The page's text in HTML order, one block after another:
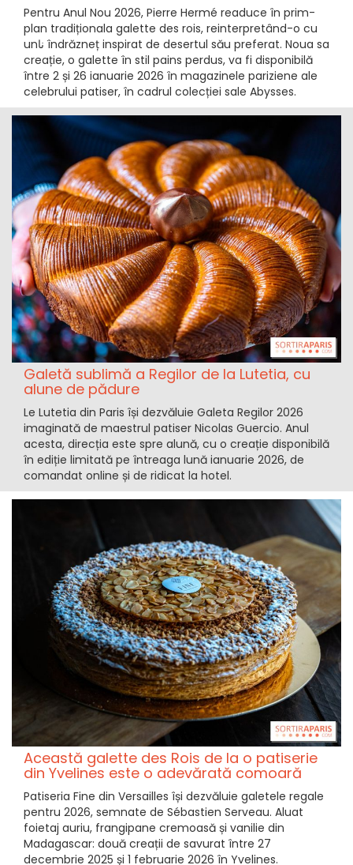
Pentru Anul Nou 2026, Pierre Hermé readuce în prim-
plan tradiționala galette des rois, reinterpretând-o cu
unنا îndrăzneț inspirat de desertul său preferat. Noua sa
creație, o galette în stil pains perdus, va fi disponibilă
între 2 și 26 ianuarie 2026 în magazinele pariziene ale
celebrului patiser, în cadrul colecției sale Abysses.
Galetă sublimă a Regilor de la Lutetia, cu
alune de pădure
Le Lutetia din Paris își dezvăluie Galeta Regilor 2026
imaginată de maestrul patiser Nicolas Guercio. Anul
acesta, direcția este spre alună, cu o creație disponibilă
în ediție limitată pe întreaga lună ianuarie 2026, de
comandat online și de ridicat la hotel.
Această galette des Rois de la o patiserie
din Yvelines este o adevărată comoară
Patiseria Fine din Versailles își dezvăluie galetele regale
pentru 2026, semnate de Sébastien Serveau. Aluat
foietaj auriu, frangipane cremoasă și vanilie din
Madagascar: două creații de savurat între 27
decembrie 2025 și 1 februarie 2026 în Yvelines.